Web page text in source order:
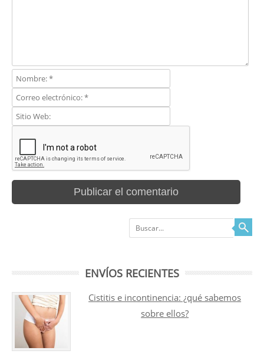
Buscar
ENVÍOS RECIENTES
Cistitis e incontinencia: ¿qué sabemos
sobre ellos?